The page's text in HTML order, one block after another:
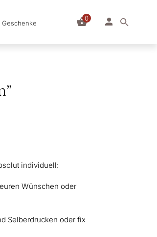
Geschenke
0
individuell:
Wünschen oder
Selberdrucken oder fix